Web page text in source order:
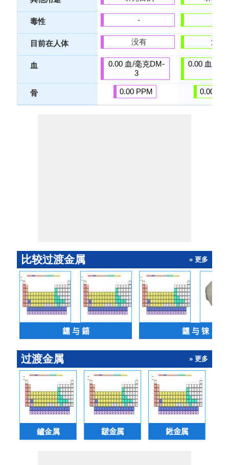
毒性
目前在人体
血
骨
-
没有
0.00 血/毫克DM-
3
0.00 PPM
没有
0.00 血/毫
0.00
比较过渡金属 » 更多
𨭆 与 𨭎 𨭆 与 铼
过渡金属 » 更多
鑪金属 𨨏金属 𨧀金属